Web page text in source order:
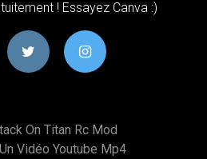
! Essayez Canva :)
On Titan Rc Mod
Vidéo Youtube Mp4